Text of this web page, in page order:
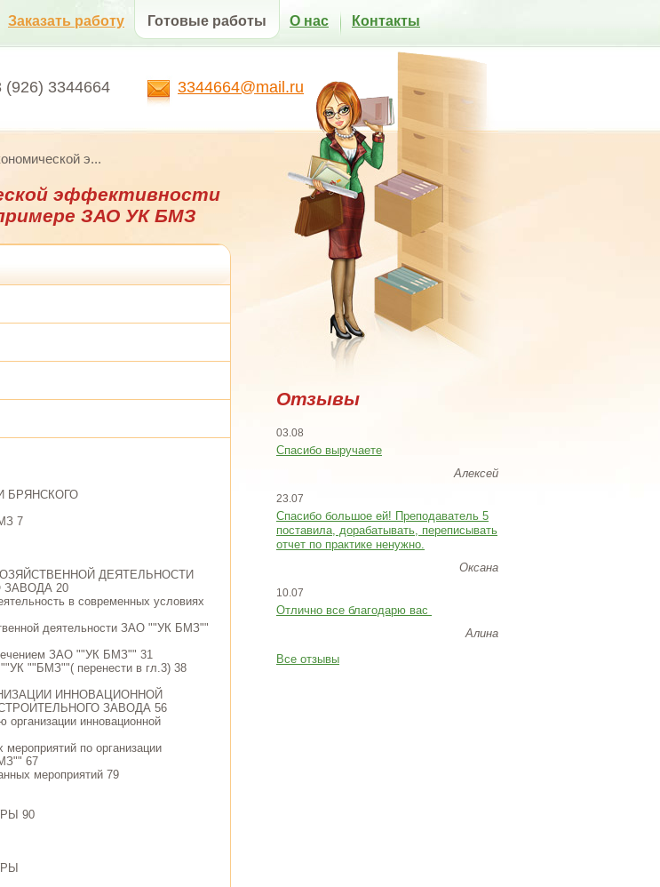
(926) 3344664 3344664@mail.ru
Заказать работу Готовые работы О нас Контакты
э...
эффективности
ЗАО УК БМЗ
БРЯНСКОГО
7
ДЕЯТЕЛЬНОСТИ
20
в современных условиях
деятельности ЗАО ""УК БМЗ""
ЗАО ""УК БМЗ"" 31
""БМЗ""( перенести в гл.3) 38
ИННОВАЦИОННОЙ
ЗАВОДА 56
организации инновационной
по организации
67
мероприятий 79
90
Отзывы
03.08
Спасибо выручаете
Алексей
23.07
Cпасибо большое ей! Преподаватель 5
поставила, дорабатывать, переписывать
отчет по практике ненужно.
Оксана
10.07
Отлично все благодарю вас
Алина
Все отзывы